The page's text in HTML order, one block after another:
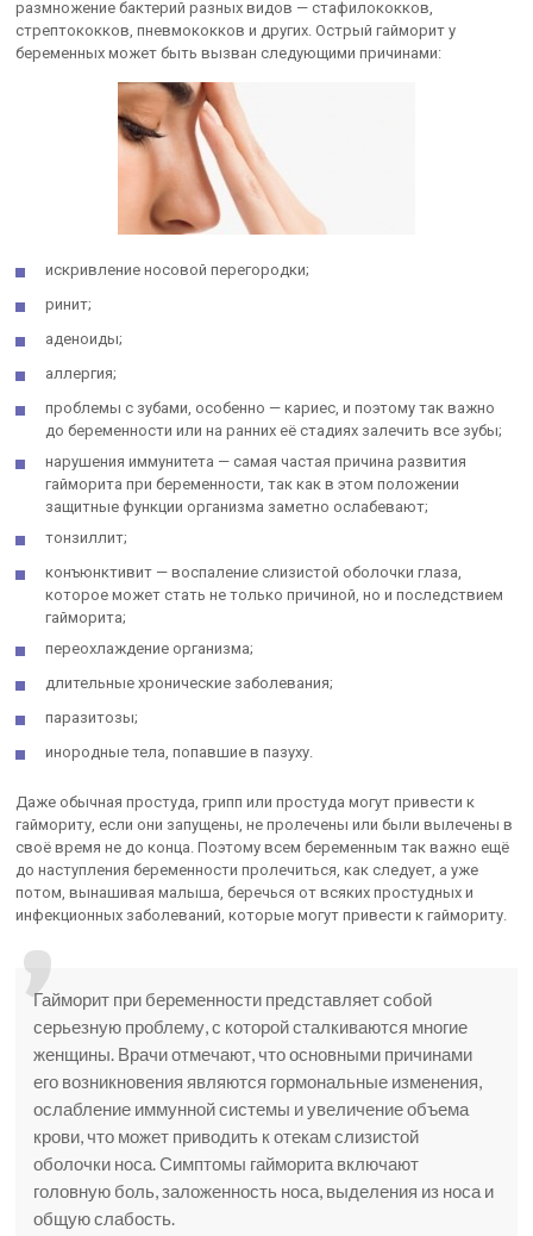
размножение бактерий разных видов — стафилококков,
стрептококков, пневмококков и других. Острый гайморит у
беременных может быть вызван следующими причинами:
искривление носовой перегородки;
ринит;
аденоиды;
аллергия;
проблемы с зубами, особенно — кариес, и поэтому так важно
до беременности или на ранних её стадиях залечить все зубы;
нарушения иммунитета — самая частая причина развития
гайморита при беременности, так как в этом положении
защитные функции организма заметно ослабевают;
тонзиллит;
конъюнктивит — воспаление слизистой оболочки глаза,
которое может стать не только причиной, но и последствием
гайморита;
переохлаждение организма;
длительные хронические заболевания;
паразитозы;
инородные тела, попавшие в пазуху.
Даже обычная простуда, грипп или простуда могут привести к
гаймориту, если они запущены, не пролечены или были вылечены в
своё время не до конца. Поэтому всем беременным так важно ещё
до наступления беременности пролечиться, как следует, а уже
потом, вынашивая малыша, беречься от всяких простудных и
инфекционных заболеваний, которые могут привести к гаймориту.
Гайморит при беременности представляет собой
серьезную проблему, с которой сталкиваются многие
женщины. Врачи отмечают, что основными причинами
его возникновения являются гормональные изменения,
ослабление иммунной системы и увеличение объема
крови, что может приводить к отекам слизистой
оболочки носа. Симптомы гайморита включают
головную боль, заложенность носа, выделения из носа и
общую слабость.